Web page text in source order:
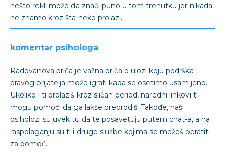
nešto rekli može da znači puno u tom trenutku jer nikada
ne znamo kroz šta neko prolazi.
komentar psihologa
Radovanova priča je važna priča o ulozi koju podrška
pravog prijatelja može igrati kada se osetimo usamljeno.
Ukoliko i ti prolaziš kroz sličan period, naredni linkovi ti
mogu pomoći da ga lakše prebrodiš. Takođe, naši
psiholozi su uvek tu da te posavetuju putem chat-a, a na
raspolaganju su ti i druge službe kojima se možeš obratiti
za pomoć.